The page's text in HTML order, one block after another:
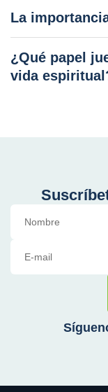
La
¿Qué papel
vida